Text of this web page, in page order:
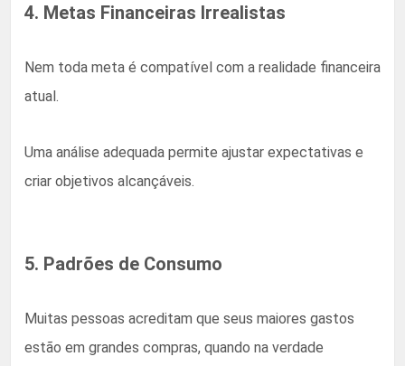
4. Metas Financeiras Irrealistas
Nem toda meta é compatível com a realidade financeira
atual.
Uma análise adequada permite ajustar expectativas e
criar objetivos alcançáveis.
5. Padrões de Consumo
Muitas pessoas acreditam que seus maiores gastos
estão em grandes compras, quando na verdade